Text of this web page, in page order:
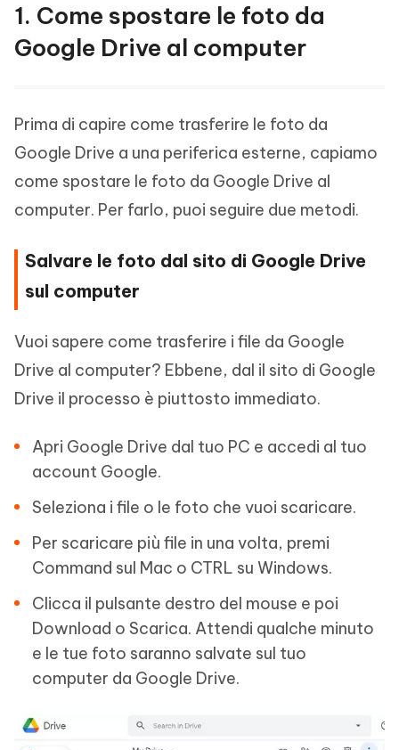
1. Come spostare le foto da
Google Drive al computer
Prima di capire come trasferire le foto da
Google Drive a una periferica esterne, capiamo
come spostare le foto da Google Drive al
computer. Per farlo, puoi seguire due metodi.
Salvare le foto dal sito di Google Drive
sul computer
Vuoi sapere come trasferire i file da Google
Drive al computer? Ebbene, dal il sito di Google
Drive il processo è piuttosto immediato.
Apri Google Drive dal tuo PC e accedi al tuo
account Google.
Seleziona i file o le foto che vuoi scaricare.
Per scaricare più file in una volta, premi
Command sul Mac o CTRL su Windows.
Clicca il pulsante destro del mouse e poi
Download o Scarica. Attendi qualche minuto
e le tue foto saranno salvate sul tuo
computer da Google Drive.